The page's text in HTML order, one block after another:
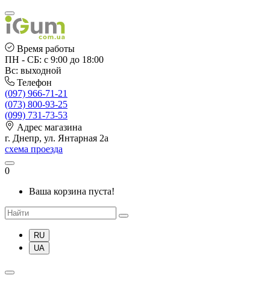
Время работы
ПН - СБ: с 9:00 до 18:00
Вс: выходной
Телефон
(097) 966-71-21
(073) 800-93-25
(099) 731-73-53
Адрес магазина
г. Днепр, ул. Янтарная 2а
схема проезда
0
Ваша корзина пуста!
RU
UA